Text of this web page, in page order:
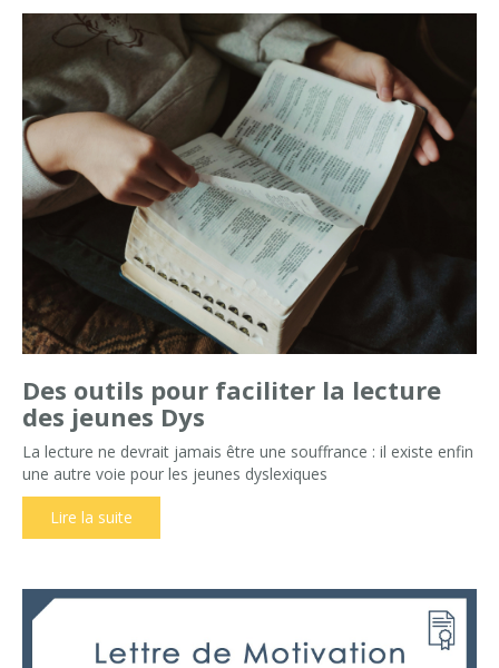
Des outils pour faciliter la lecture
des jeunes Dys
La lecture ne devrait jamais être une souffrance : il existe enfin
une autre voie pour les jeunes dyslexiques
Lire la suite